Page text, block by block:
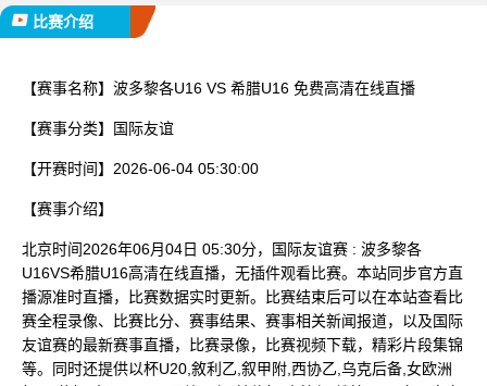
比赛介绍
【赛事名称】 波多黎各U16 VS 希腊U16 免费高清在线直播
【赛事分类】 国际友谊
【开赛时间】 2026-06-04 05:30:00
【赛事介绍】
北京时间2026年06月04日 05:30分，国际友谊赛 : 波多黎各
U16VS希腊U16高清在线直播，无插件观看比赛。本站同步官方直
播源准时直播，比赛数据实时更新。比赛结束后可以在本站查看比
赛全程录像、比赛比分、赛事结果、赛事相关新闻报道，以及国际
友谊赛的最新赛事直播，比赛录像，比赛视频下载，精彩片段集锦
等。同时还提供以杯U20,敘利乙,叙甲附,西协乙,乌克后备,女欧洲